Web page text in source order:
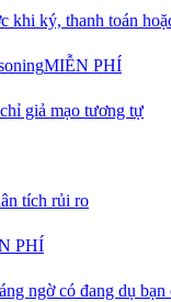
khi ký, thanh toán
MIỄN PHÍ
giả mạo tương tự
tích rủi ro
PHÍ
ngờ có đang dụ bạn